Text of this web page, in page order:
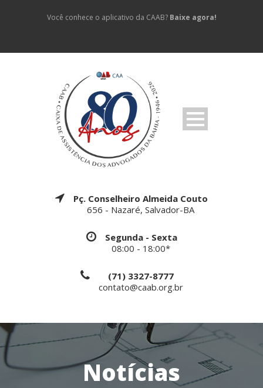
Você conhece o aplicativo da CAAB? Baixe agora!
Pç. Conselheiro Almeida Couto
656 - Nazaré, Salvador-BA
Segunda - Sexta
08:00 - 18:00*
(71) 3327-8777
contato@caab.org.br
Notícias